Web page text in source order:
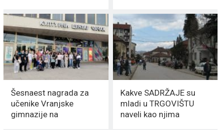
omladinskim projektima
Šesnaest nagrada za
učenike Vranjske
gimnazije na
Kakve SADRŽAJE su
mladi u TRGOVIŠTU
naveli kao njima